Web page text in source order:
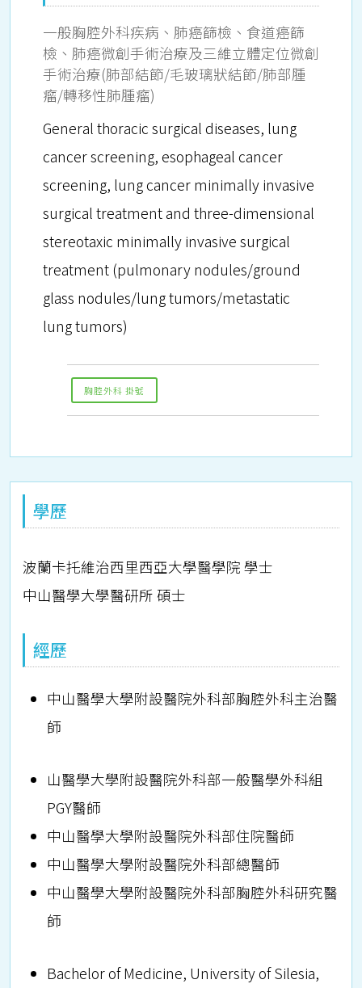
一般胸腔外科疾病、肺癌篩檢、食道癌篩
檢、肺癌微創手術治療及三維立體定位微創
手術治療(肺部結節/毛玻璃狀結節/肺部腫
瘤/轉移性肺腫瘤)
General thoracic surgical diseases, lung
cancer screening, esophageal cancer
screening, lung cancer minimally invasive
surgical treatment and three-dimensional
stereotaxic minimally invasive surgical
treatment (pulmonary nodules/ground
glass nodules/lung tumors/metastatic
lung tumors)
胸腔外科 掛號
學歷
波蘭卡托維治西里西亞大學醫學院 學士
中山醫學大學醫研所 碩士
經歷
中山醫學大學附設醫院外科部胸腔外科主治醫
師
山醫學大學附設醫院外科部一般醫學外科組
PGY醫師
中山醫學大學附設醫院外科部住院醫師
中山醫學大學附設醫院外科部總醫師
中山醫學大學附設醫院外科部胸腔外科研究醫
師
Bachelor of Medicine, University of Silesia,